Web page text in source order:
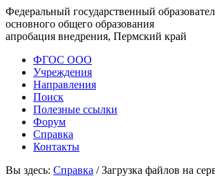
Федеральный государственный
основного общего образования
апробация внедрения, Пермский край
ФГОС ООО
Учреждения
Направления
Поиск
Полезные ссылки
Форум
Справка
Контакты
Вы здесь: Справка /Загрузка файлов на